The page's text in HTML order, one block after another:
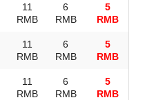
11
RMB
6
RMB
5
RMB
11
RMB
6
RMB
5
RMB
11
RMB
6
RMB
5
RMB